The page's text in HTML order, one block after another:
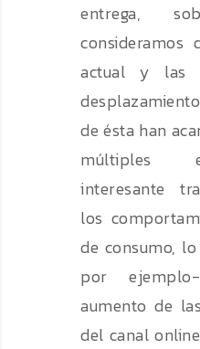
entrega,
consideramos
actual y las
de ésta han
múltiples
interesante
los
de consumo,
por
aumento de
del canal